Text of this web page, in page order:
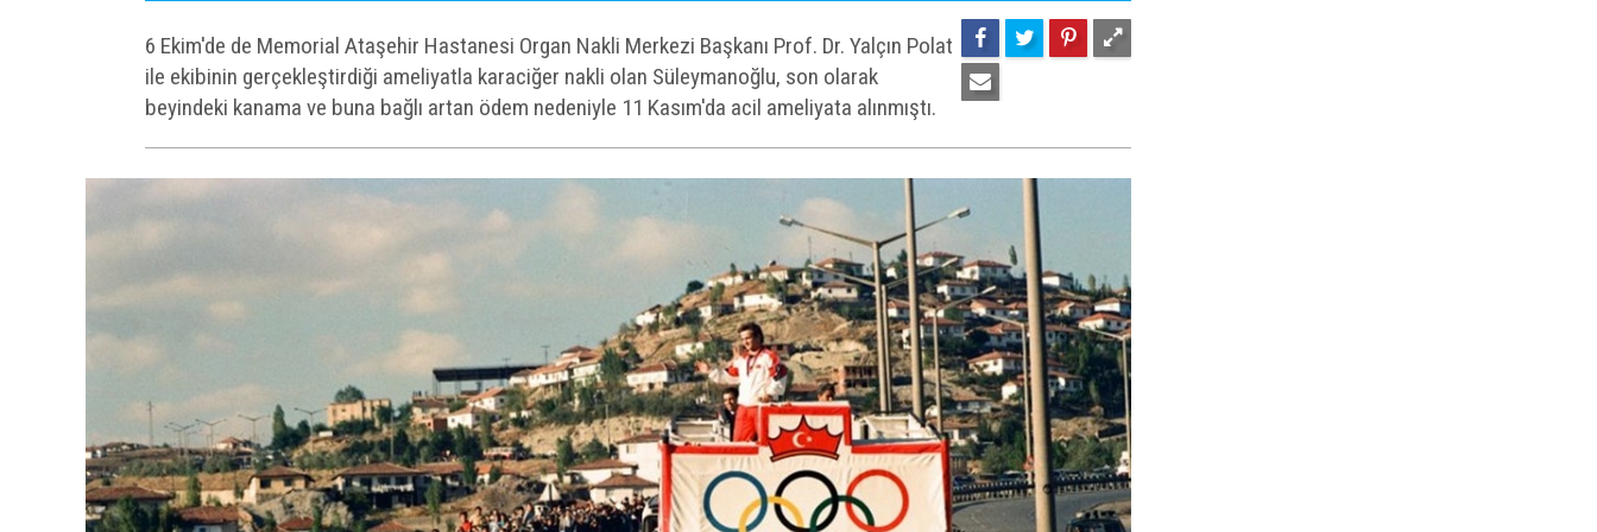
6 Ekim'de de Memorial Ataşehir Hastanesi Organ Nakli Merkezi Başkanı Prof. Dr. Yalçın Polat
ile ekibinin gerçekleştirdiği ameliyatla karaciğer nakli olan Süleymanoğlu, son olarak
beyindeki kanama ve buna bağlı artan ödem nedeniyle 11 Kasım'da acil ameliyata alınmıştı.